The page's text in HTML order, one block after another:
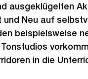
ausgeklügelten
Neu auf
beispielsweise
in die